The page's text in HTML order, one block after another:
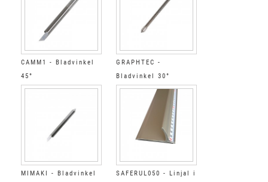
CAMM1 - Bladvinkel
45°
GRAPHTEC -
Bladvinkel 30°
MIMAKI - Bladvinkel
SAFERUL050 - Linjal i